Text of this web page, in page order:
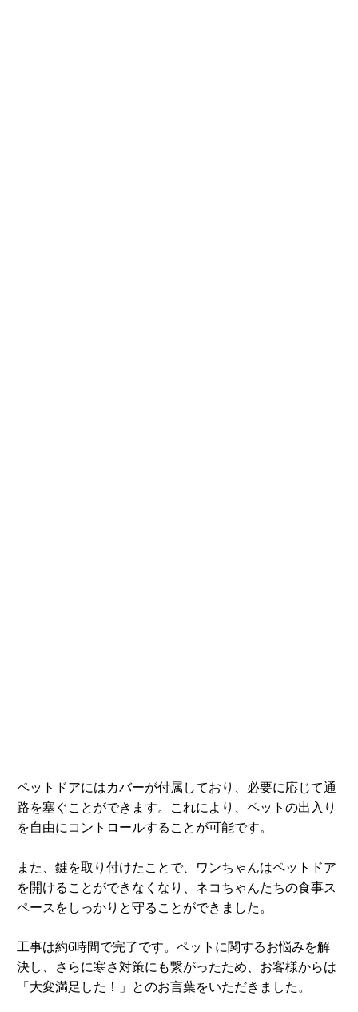
ペットドアにはカバーが付属しており、必要に応じて通
路を塞ぐことができます。これにより、ペットの出入り
を自由にコントロールすることが可能です。
また、鍵を取り付けたことで、ワンちゃんはペットドア
を開けることができなくなり、ネコちゃんたちの食事ス
ペースをしっかりと守ることができました。
工事は約6時間で完了です。ペットに関するお悩みを解
決し、さらに寒さ対策にも繋がったため、お客様からは
「大変満足した！」とのお言葉をいただきました。